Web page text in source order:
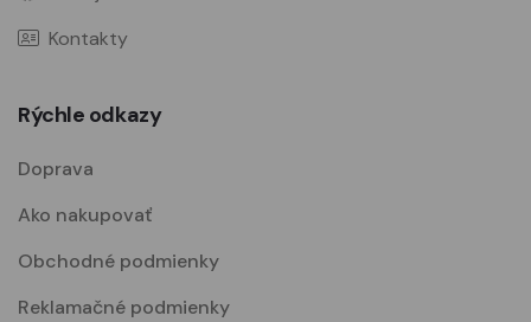
Kontakty
Rýchle odkazy
Doprava
Ako nakupovať
Obchodné podmienky
Reklamačné podmienky